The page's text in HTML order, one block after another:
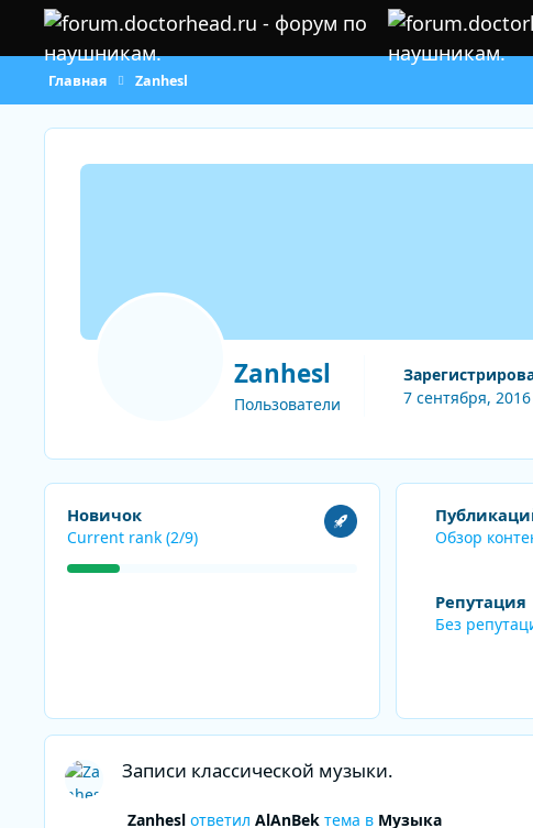
Перейти к содержанию
Главная Zanhesl
Zanhesl
Пользователи
7 сентября, 2016
Посмотреть все
Новичок
Current rank (2/9)
Обзор контента
Обзор
Репутация
Без
Записи классической музыки.
Записи классической музыки.
Zanheslответил AlAnBekтема в Музыка